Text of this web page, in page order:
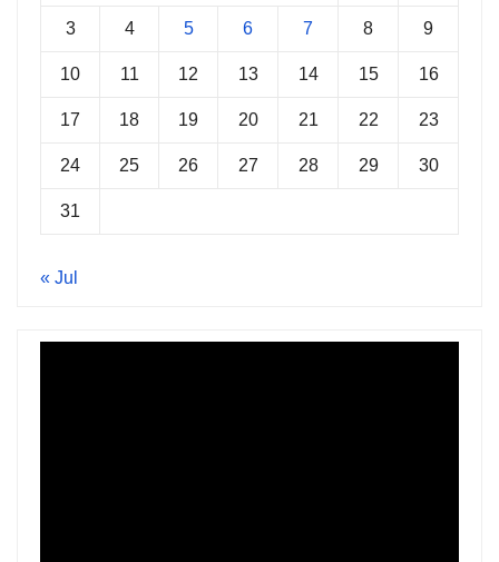
3 4 5 6 7 8 9
10 11 12 13 14 15 16
17 18 19 20 21 22 23
24 25 26 27 28 29 30
31
« Jul